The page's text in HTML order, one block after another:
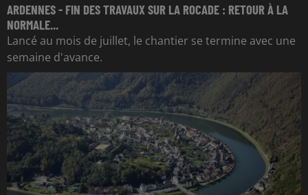
ARDENNES - FIN DES TRAVAUX SUR LA ROCADE : RETOUR À LA
NORMALE...
Lancé au mois de juillet, le chantier se termine avec une
semaine d'avance.